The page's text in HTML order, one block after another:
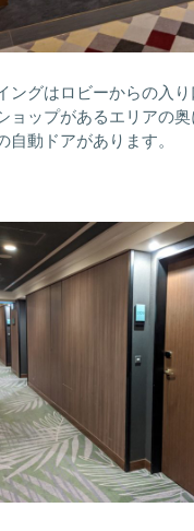
ングはロビーからの入
ョップがあるエリアの
自動ドアがあります。